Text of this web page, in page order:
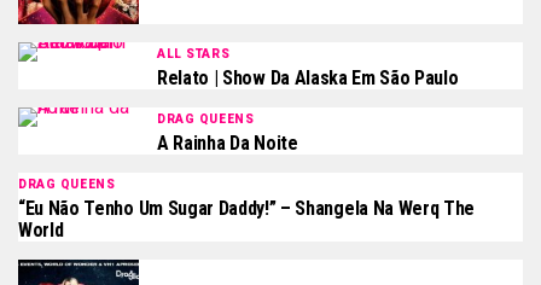
ALL STARS
Relato | Show Da Alaska Em São Paulo
DRAG QUEENS
A Rainha Da Noite
DRAG QUEENS
“Eu Não Tenho Um Sugar Daddy!” – Shangela Na Werq The
World